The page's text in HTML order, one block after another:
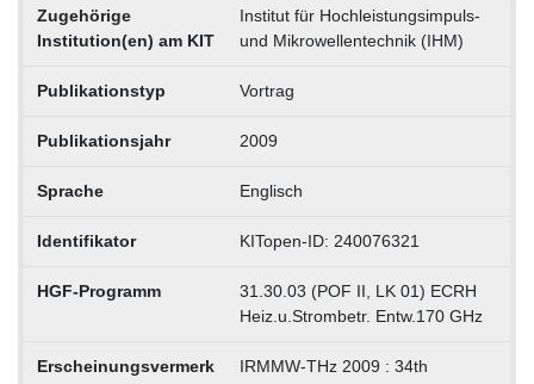
Zugehörige
Institution(en) am KIT
Institut für Hochleistungsimpuls-
und Mikrowellentechnik (IHM)
Publikationstyp Vortrag
Publikationsjahr 2009
Sprache Englisch
Identifikator KITopen-ID: 240076321
HGF-Programm
31.30.03 (POF II, LK 01) ECRH
Heiz.u.Strombetr. Entw.170 GHz
Erscheinungsvermerk
IRMMW-THz 2009 : 34th